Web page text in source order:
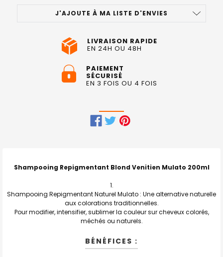
J'AJOUTE À MA LISTE D'ENVIES
LIVRAISON RAPIDE
EN 24H OU 48H
PAIEMENT
SÉCURISÉ
EN 3 FOIS OU 4 FOIS
ENSEMBLE
TOUT
SELECTIONNER
Shampooing Repigmentant Blond Venitien Mulato 200ml
Shampooing Repigmentant Naturel Mulato : Une alternative naturelle
aux colorations traditionnelles.
Pour modifier, intensifier, sublimer la couleur sur cheveux colorés,
méchés ou naturels.
BÉNÉFICES :